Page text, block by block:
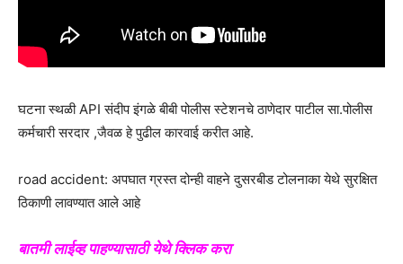
घटना स्थळी API संदीप इंगळे बीबी पोलीस स्टेशनचे ठाणेदार पाटील सा.पोलीस
कर्मचारी सरदार ,जैवळ हे पुढील कारवाई करीत आहे.
road accident: अपघात ग्रस्त दोन्ही वाहने दुसरबीड टोलनाका येथे सुरक्षित
ठिकाणी लावण्यात आले आहे
बातमी लाईव्ह पाहण्यासाठी येथे क्लिक करा